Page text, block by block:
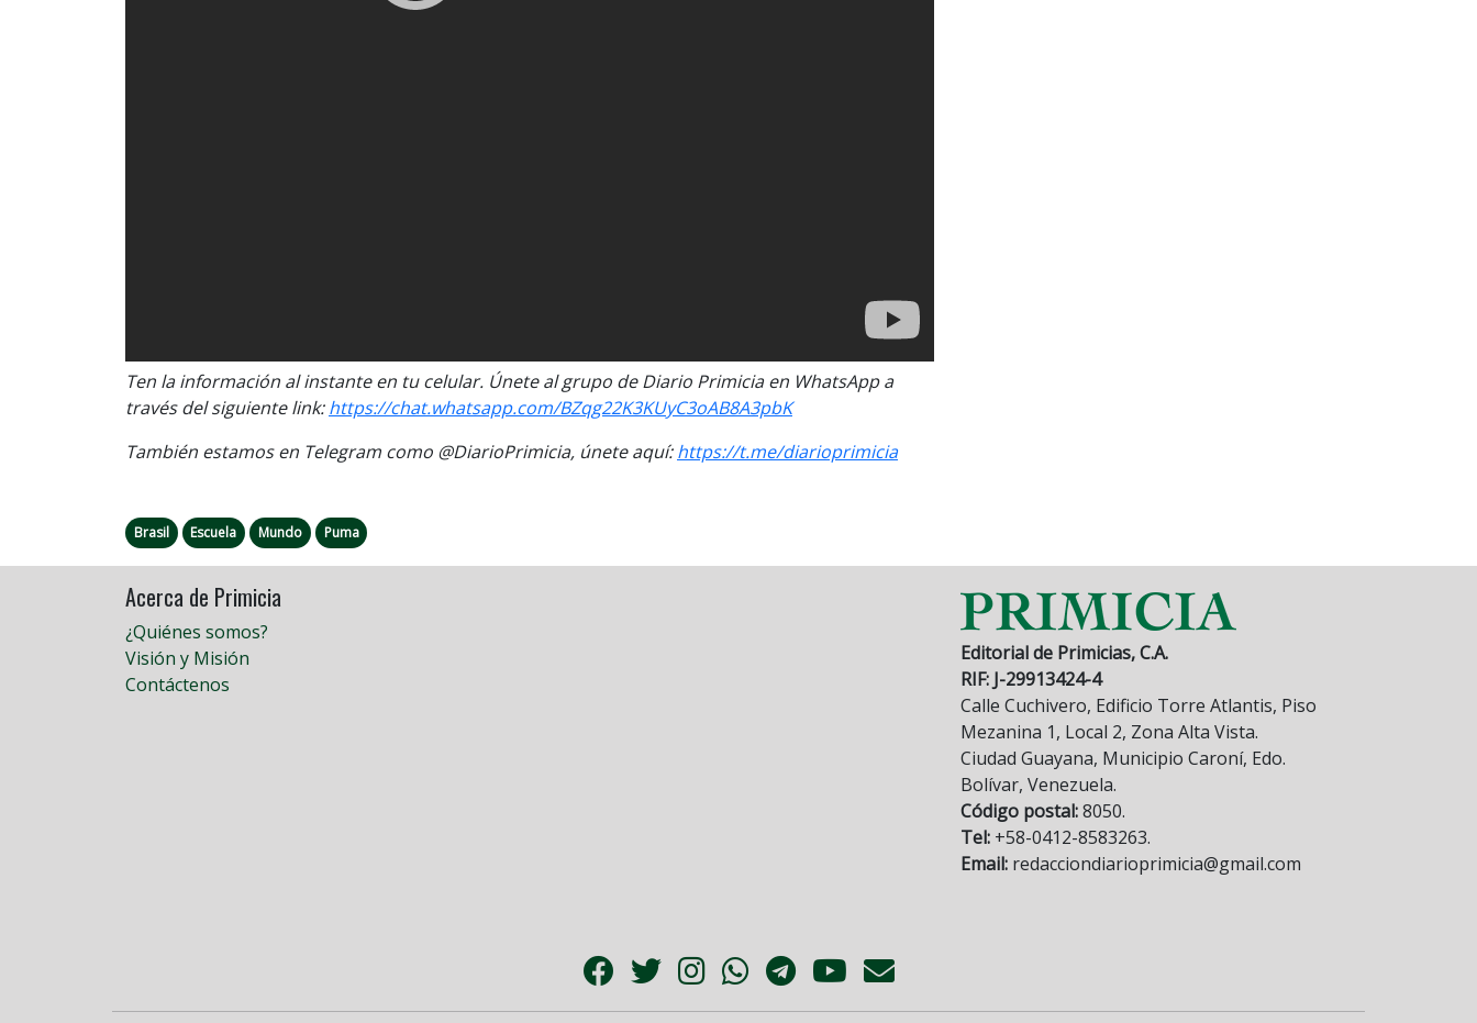
Ten la información al instante en tu celular. Únete al grupo de Diario Primicia en WhatsApp a
través del siguiente link:https://chat.whatsapp.com/BZqg22K3KUyC3oAB8A3pbK
También estamos en Telegram como @DiarioPrimicia, únete aquí:https://t.me/diarioprimicia
Brasil Escuela Mundo Puma
Acerca de Primicia
¿Quiénes somos?
Visión y Misión
Contáctenos
Editorial de Primicias, C.A.
RIF: J-29913424-4
Calle Cuchivero, Edificio Torre Atlantis, Piso
Mezanina 1, Local 2, Zona Alta Vista.
Ciudad Guayana, Municipio Caroní, Edo.
Bolívar, Venezuela.
Código postal:8050.
Tel: +58-0412-8583263.
Email: redacciondiarioprimicia@gmail.com